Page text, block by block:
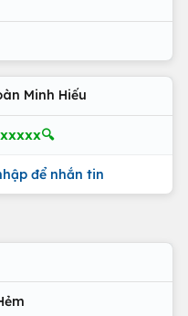
Minh Hiếu
để nhắn tin